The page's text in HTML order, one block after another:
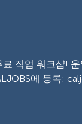
직업 워크샵!
에 등록: